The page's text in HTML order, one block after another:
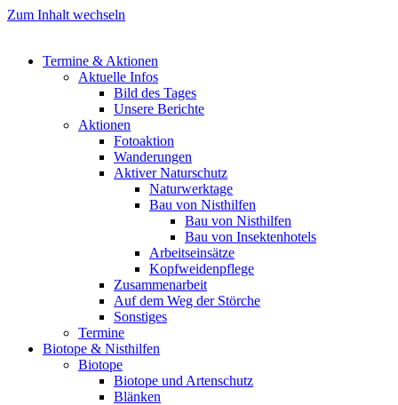
Zum Inhalt wechseln
Termine & Aktionen
Aktuelle Infos
Bild des Tages
Unsere Berichte
Aktionen
Fotoaktion
Wanderungen
Aktiver Naturschutz
Naturwerktage
Bau von Nisthilfen
Bau von Nisthilfen
Bau von Insektenhotels
Arbeitseinsätze
Kopfweidenpflege
Zusammenarbeit
Auf dem Weg der Störche
Sonstiges
Termine
Biotope & Nisthilfen
Biotope
Biotope und Artenschutz
Blänken